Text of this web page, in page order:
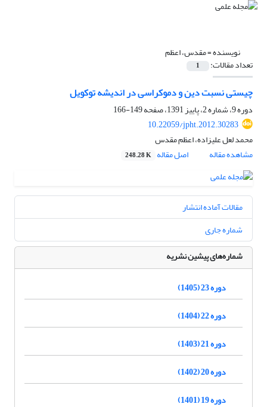
نویسنده =مقدس، اعظم
تعداد مقالات: 1
چیستی نسبت دین و دموکراسی در اندیشه توکویل
دوره 9، شماره 2، پاییز 1391، صفحه
149-166
10.22059/jpht.2012.30283
محمد لعل علیزاده، اعظم مقدس
مشاهده مقاله
اصل مقاله 248.28 K
مقالات آماده انتشار
شماره جاری
شماره‌های پیشین نشریه
دوره 23 (1405)
دوره 22 (1404)
دوره 21 (1403)
دوره 20 (1402)
دوره 19 (1401)